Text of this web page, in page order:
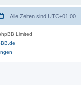
Alle Zeiten sind UTC+01:00
Limited